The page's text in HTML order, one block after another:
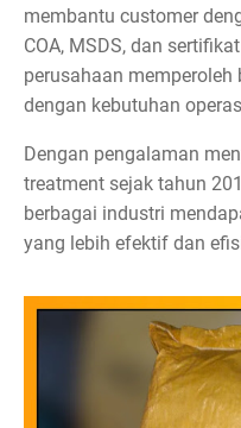
membantu customer
COA, MSDS, dan
perusahaan
dengan kebutuhan
Dengan pengalaman
treatment sejak tahun
berbagai industri
yang lebih efektif dan